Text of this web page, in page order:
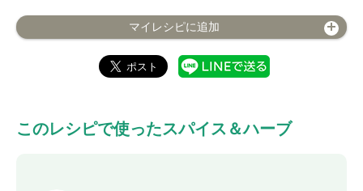
マイレシピに追加
このレシピで使ったスパイス＆ハーブ